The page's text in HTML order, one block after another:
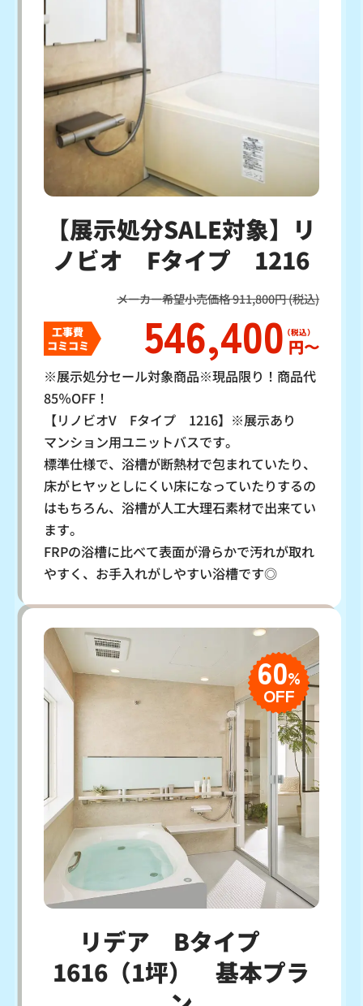
【展示処分SALE対象】リ
ノビオ Fタイプ 1216
メーカー希望小売価格 911,800円 (税込)
工事費
コミコミ
546,400 円〜
※展示処分セール対象商品※現品限り！商品代
85％OFF！
【リノビオV Fタイプ 1216】※展示あり
マンション用ユニットバスです。
標準仕様で、浴槽が断熱材で包まれていたり、
床がヒヤッとしにくい床になっていたりするの
はもちろん、浴槽が人工大理石素材で出来てい
ます。
FRPの浴槽に比べて表面が滑らかで汚れが取れ
やすく、お手入れがしやすい浴槽です◎
60%
OFF
リデア Bタイプ
1616（1坪） 基本プラ